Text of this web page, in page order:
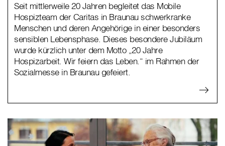
Seit mittlerweile 20 Jahren begleitet das Mobile
Hospizteam der Caritas in Braunau schwerkranke
Menschen und deren Angehörige in einer besonders
sensiblen Lebensphase. Dieses besondere Jubiläum
wurde kürzlich unter dem Motto „20 Jahre
Hospizarbeit. Wir feiern das Leben.“ im Rahmen der
Sozialmesse in Braunau gefeiert.